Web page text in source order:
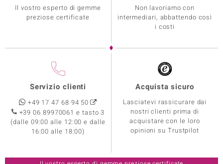
Il vostro esperto di gemme
preziose certificate
Non lavoriamo con
intermediari, abbattendo così
i costi
Servizio clienti
+49 17 47 68 94 50
+39 06 89970061 e tasto 3
(dalle 09:00 alle 12:00 e dalle
16:00 alle 18:00)
Acquista sicuro
Lasciatevi rassicurare dai
nostri clienti prima di
acquistare con le loro
opinioni su Trustpilot